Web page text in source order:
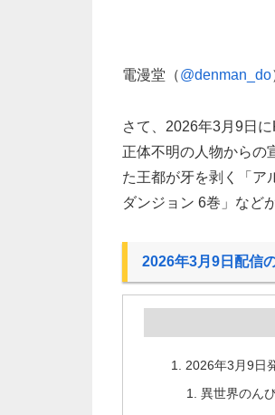
電漫堂（@denman_do
さて、2026年3月9日
正体不明の人物からの
た王都が牙を剥く「ア
ダンジョン 6巻」など
2026年3月9日配信
2026年3月9日
異世界のん